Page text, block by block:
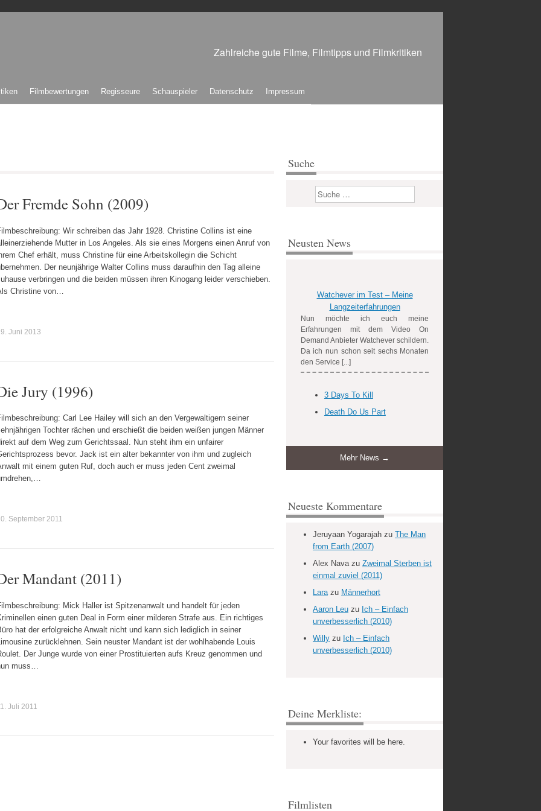
Zahlreiche gute Filme, Filmtipps und Filmkritiken
Filmbewertungen Regisseure Schauspieler Datenschutz Impressum
Fremde Sohn (2009)
Wir schreiben das Jahr 1928. Christine Collins ist eine
Mutter in Los Angeles. Als sie eines Morgens einen Anruf von
Chef erhält, muss Christine für eine Arbeitskollegin die Schicht
Der neunjährige Walter Collins muss daraufhin den Tag alleine
verbringen und die beiden müssen ihren Kinogang leider verschieben.
Christine von…
Juni 2013
Jury (1996)
Carl Lee Hailey will sich an den Vergewaltigern seiner
Tochter rächen und erschießt die beiden weißen jungen Männer
auf dem Weg zum Gerichtssaal. Nun steht ihm ein unfairer
bevor. Jack ist ein alter bekannter von ihm und zugleich
mit einem guten Ruf, doch auch er muss jeden Cent zweimal
September 2011
Mandant (2011)
Mick Haller ist Spitzenanwalt und handelt für jeden
einen guten Deal in Form einer milderen Strafe aus. Ein richtiges
hat der erfolgreiche Anwalt nicht und kann sich lediglich in seiner
zurücklehnen. Sein neuster Mandant ist der wohlhabende Louis
Der Junge wurde von einer Prostituierten aufs Kreuz genommen und
muss…
Juli 2011
Suche
Suchen
Neusten News
Watchever im Test – Meine
Langzeiterfahrungen
Nun möchte ich euch meine
Erfahrungen mit dem Video On
Demand Anbieter Watchever schildern.
Da ich nun schon seit sechs Monaten
den Service [...]
3 Days To Kill
Death Do Us Part
Mehr News →
Neueste Kommentare
Jeruyaan Yogarajah zu The Man
from Earth (2007)
Alex Navazu Zweimal Sterben ist
einmal zuviel (2011)
Larazu Männerhort
Aaron Leu zu Ich – Einfach
unverbesserlich (2010)
Willy zu Ich – Einfach
unverbesserlich (2010)
Deine Merkliste:
Your favorites will be here.
Filmlisten